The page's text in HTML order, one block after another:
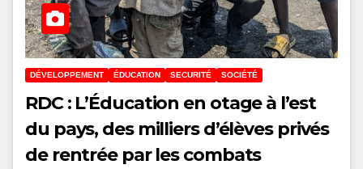
DÉVELOPPEMENT ÉDUCATION SECURITÉ SOCIÉTÉ
RDC : L’Éducation en otage à l’est
du pays, des milliers d’élèves privés
de rentrée par les combats